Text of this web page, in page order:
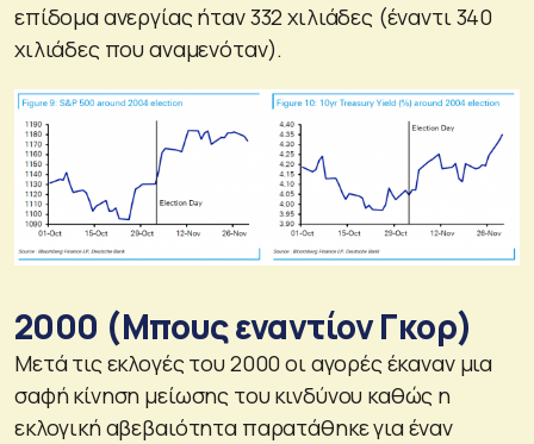
επίδομα ανεργίας ήταν 332 χιλιάδες (έναντι 340
χιλιάδες που αναμενόταν).
2000 (Μπους εναντίον Γκορ)
Μετά τις εκλογές του 2000 οι αγορές έκαναν μια
σαφή κίνηση μείωσης του κινδύνου καθώς η
εκλογική αβεβαιότητα παρατάθηκε για έναν